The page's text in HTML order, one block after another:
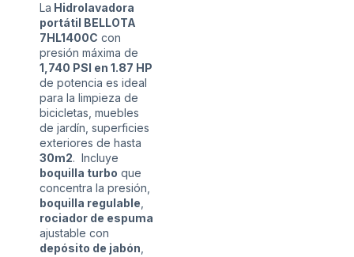
La Hidrolavadora
portátil BELLOTA
7HL1400C con
presión máxima de
1,740 PSI en 1.87 HP
de potencia es ideal
para la limpieza de
bicicletas, muebles
de jardín, superficies
exteriores de hasta
30m2. Incluye
boquilla turbo que
concentra la presión,
boquilla regulable
rociador de espuma
ajustable con
depósito de jabón